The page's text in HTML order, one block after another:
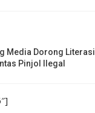
Media Dorong Literasi
Pinjol Ilegal